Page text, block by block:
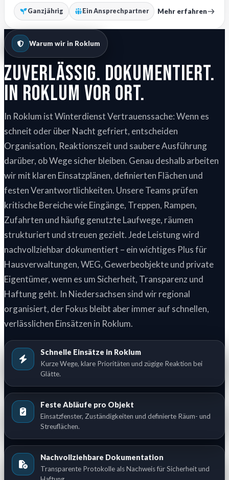
Ganzjährig Ein Ansprechpartner Mehr erfahren
Warum wir in Roklum
Zuverlässig. Dokumentiert.
In Roklum vor Ort.
In Roklum ist Winterdienst Vertrauenssache: Wenn es
schneit oder über Nacht gefriert, entscheiden
Organisation, Reaktionszeit und saubere Ausführung
darüber, ob Wege sicher bleiben. Genau deshalb arbeiten
wir mit klaren Einsatzplänen, definierten Flächen und
festen Verantwortlichkeiten. Unsere Teams prüfen
kritische Bereiche wie Eingänge, Treppen, Rampen,
Zufahrten und häufig genutzte Laufwege, räumen
strukturiert und streuen gezielt. Jede Leistung wird
nachvollziehbar dokumentiert – ein wichtiges Plus für
Hausverwaltungen, WEG, Gewerbeobjekte und private
Eigentümer, wenn es um Sicherheit, Transparenz und
Haftung geht. In Niedersachsen sind wir regional
organisiert, der Fokus bleibt aber immer auf schnellen,
verlässlichen Einsätzen in Roklum.
Schnelle Einsätze in Roklum
Kurze Wege, klare Prioritäten und zügige Reaktion bei
Glätte.
Feste Abläufe pro Objekt
Einsatzfenster, Zuständigkeiten und definierte Räum- und
Streuflächen.
Nachvollziehbare Dokumentation
Transparente Protokolle als Nachweis für Sicherheit und